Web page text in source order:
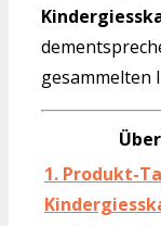
gesammelten
1. Produkt-